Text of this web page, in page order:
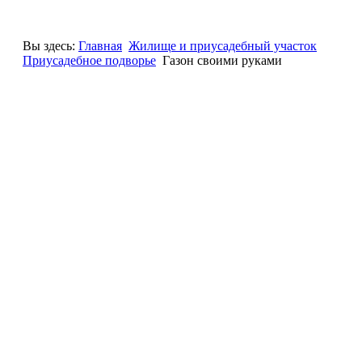
Вы здесь: Главная Жилище и приусадебный участок
Приусадебное подворье Газон своими руками